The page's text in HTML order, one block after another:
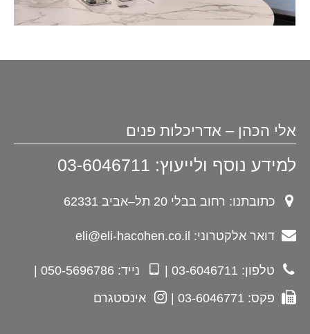
אלי הכהן – אדריכלות פנים
למידע נוסף ולייעוץ: 03-6046711
כתובתנו: רחוב בבלי 20 תל–אביב 62331
דואר אלקטרוני: eli@eli-hacohen.co.il
טלפון: 03-6046711 |
נייד: 050-5696786 |
פקס: 03-6046771 |
אינסטגרם